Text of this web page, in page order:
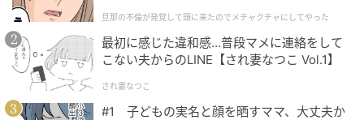
ウーマンエキサイト
クチャにしてやった
旦那の不倫が発覚して頭に来たのでメチャクチャにしてやった
最初に感じた違和感…普段マメに連絡をして
こない夫からのLINE【され妻なつこ Vol.1】
され妻なつこ
#1 子どもの実名と顔を晒すママ、大丈夫か